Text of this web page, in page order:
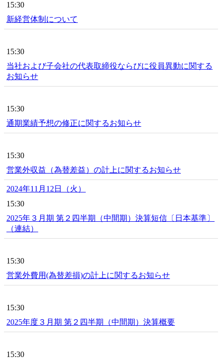
15:30
新経営体制について
15:30
当社および子会社の代表取締役ならびに役員異動に関する
お知らせ
15:30
通期業績予想の修正に関するお知らせ
15:30
営業外収益（為替差益）の計上に関するお知らせ
2024年11月12日（火）
15:30
2025年３月期 第２四半期（中間期）決算短信〔日本基準〕
（連結）
15:30
営業外費用(為替差損)の計上に関するお知らせ
15:30
2025年度３月期 第２四半期（中間期）決算概要
15:30